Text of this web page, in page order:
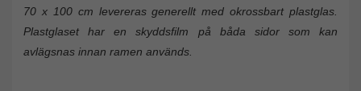
70 x 100 cm levereras generellt med okrossbart plastglas.
Plastglaset har en skyddsfilm på båda sidor som kan
avlägsnas innan ramen används.